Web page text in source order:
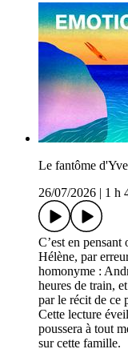
Le fantôme
26/07/2026
1 h
C’est en
Hélène, par
homonyme :
heures de train,
par le récit de ce
Cette lecture
poussera à tout
sur cette famille.